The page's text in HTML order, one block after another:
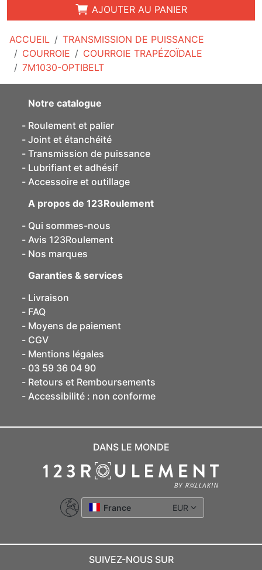
ACCUEIL
TRANSMISSION DE PUISSANCE
COURROIE
COURROIE TRAPÉZOÏDALE
7M1030-OPTIBELT
AJOUTER AU PANIER
Notre catalogue
Roulement et palier
Joint et étanchéité
Transmission de puissance
Lubrifiant et adhésif
Accessoire et outillage
A propos de 123Roulement
Qui sommes-nous
Avis 123Roulement
Nos marques
Garanties & services
Livraison
FAQ
Moyens de paiement
CGV
Mentions légales
03 59 36 04 90
Retours et Remboursements
Accessibilité : non conforme
DANS LE MONDE
France EUR
SUIVEZ-NOUS SUR